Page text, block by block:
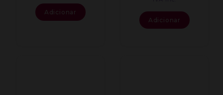
Adicionar
Adicionar